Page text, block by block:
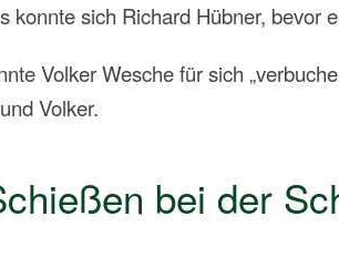
konnte sich Richard Hübner, bevor
Volker Wesche für sich
Volker.
bei der